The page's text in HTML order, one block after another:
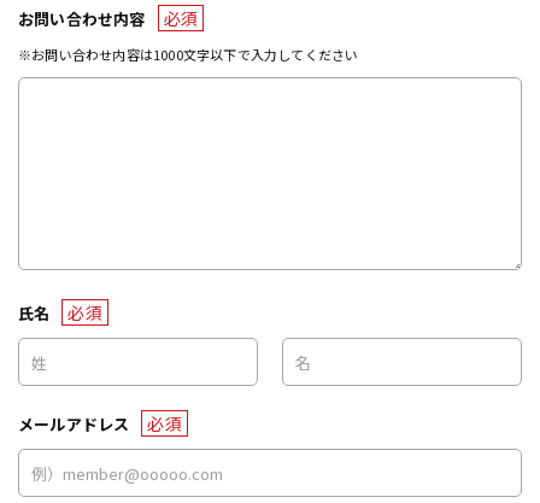
お問い合わせ内容 必須
※お問い合わせ内容は1000文字以下で入力してください
氏名 必須
メールアドレス 必須